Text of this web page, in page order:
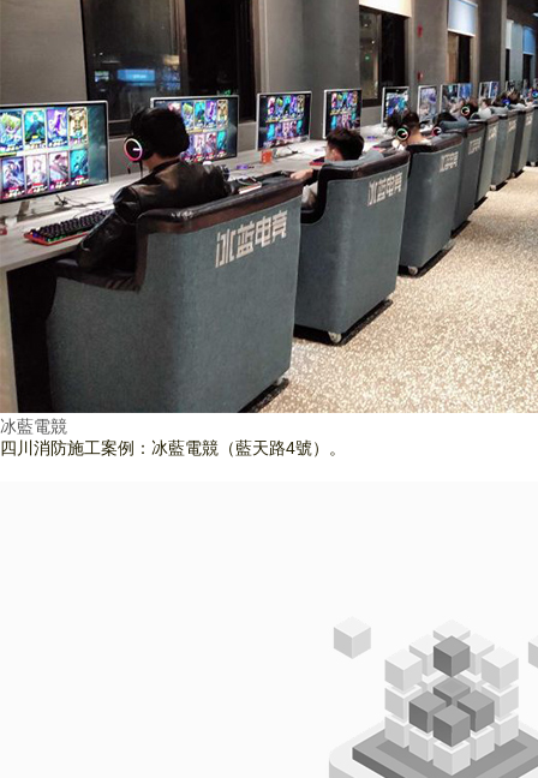
冰藍電競
四川消防施工案例：冰藍電競（藍天路4號）。